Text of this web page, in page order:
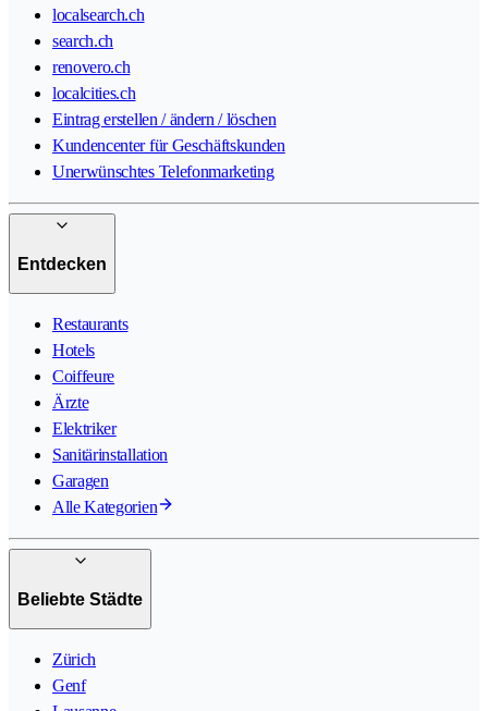
localsearch.ch
search.ch
renovero.ch
localcities.ch
Eintrag erstellen / ändern / löschen
Kundencenter für Geschäftskunden
Unerwünschtes Telefonmarketing
Entdecken
Restaurants
Hotels
Coiffeure
Ärzte
Elektriker
Sanitärinstallation
Garagen
Alle Kategorien
Beliebte Städte
Zürich
Genf